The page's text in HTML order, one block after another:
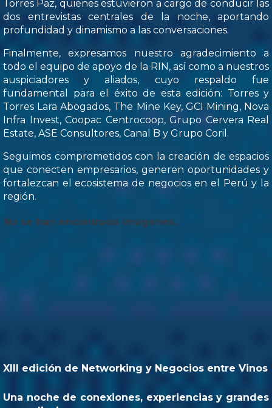
Torres Paz, quienes estuvieron a cargo de conducir las
dos entrevistas centrales de la noche, aportando
profundidad y dinamismo a las conversaciones.
Finalmente, expresamos nuestro agradecimiento a
todo el equipo de apoyo de la RIN, así como a nuestros
auspiciadores y aliados, cuyo respaldo fue
fundamental para el éxito de esta edición: Torres y
Torres Lara Abogados, The Mine Key, GCI Mining, Nova
Infra Invest, Coopac Centrocoop, Grupo Cervera Real
Estate, ASE Consultores, Canal B y Grupo Coril.
Seguimos comprometidos con la creación de espacios
que conecten empresarios, generen oportunidades y
fortalezcan el ecosistema de negocios en el Perú y la
región.
No se han encontrado imágenes.
XIII edición de Networking y Negocios entre Vinos
Una noche de conexiones, experiencias y grandes